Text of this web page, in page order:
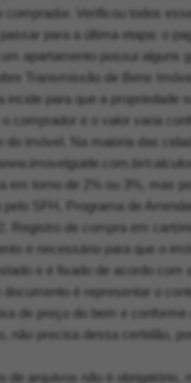
comprador. Verificou todos
para a última etapa: o
um apartamento possui alguns
Transmissão de Bens
incide para que a
comprador e o valor varia
do imóvel. Na maioria das
em torno de 2% ou 3%, mas
pelo SFH, Programa de
Registro de compra em
é necessário para que o
e é fixado de acordo
documento é representar o
de preço do bem e
não precisa dessa certidão,
de arquivos não é